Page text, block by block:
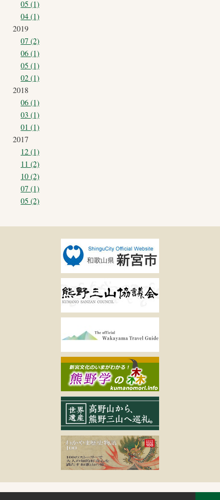
05 (1)
04 (1)
2019
07 (2)
06 (1)
05 (1)
02 (1)
2018
06 (1)
03 (1)
01 (1)
2017
12 (1)
11 (2)
10 (2)
07 (1)
05 (2)